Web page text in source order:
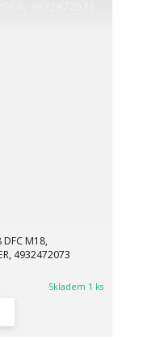
M18,
4932472073
Skladem 1 ks